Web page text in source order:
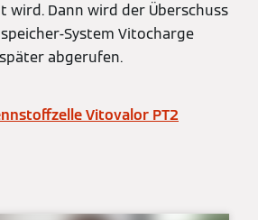
wird. Dann wird der Überschuss
System Vitocharge
abgerufen.
Vitovalor PT2